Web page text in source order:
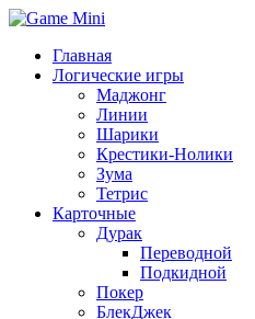
Главная
Логические игры
Маджонг
Линии
Шарики
Крестики-Нолики
Зума
Тетрис
Карточные
Дурак
Переводной
Подкидной
Покер
БлекДжек